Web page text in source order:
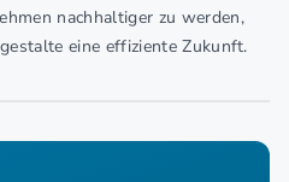
nachhaltiger zu werden,
eine effiziente Zukunft.